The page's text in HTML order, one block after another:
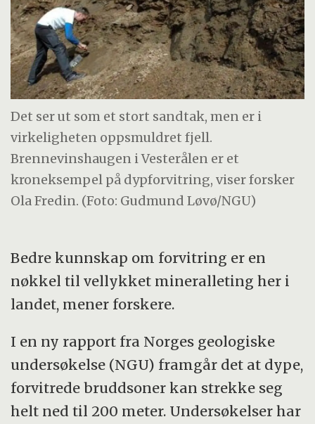
Det ser ut som et stort sandtak, men er i
virkeligheten oppsmuldret fjell.
Brennevinshaugen i Vesterålen er et
kroneksempel på dypforvitring, viser forsker
Ola Fredin. (Foto: Gudmund Løvø/NGU)
Bedre kunnskap om forvitring er en
nøkkel til vellykket mineralleting her i
landet, mener forskere.
I en ny rapport fra Norges geologiske
undersøkelse (NGU) framgår det at dype,
forvitrede bruddsoner kan strekke seg
helt ned til 200 meter. Undersøkelser har